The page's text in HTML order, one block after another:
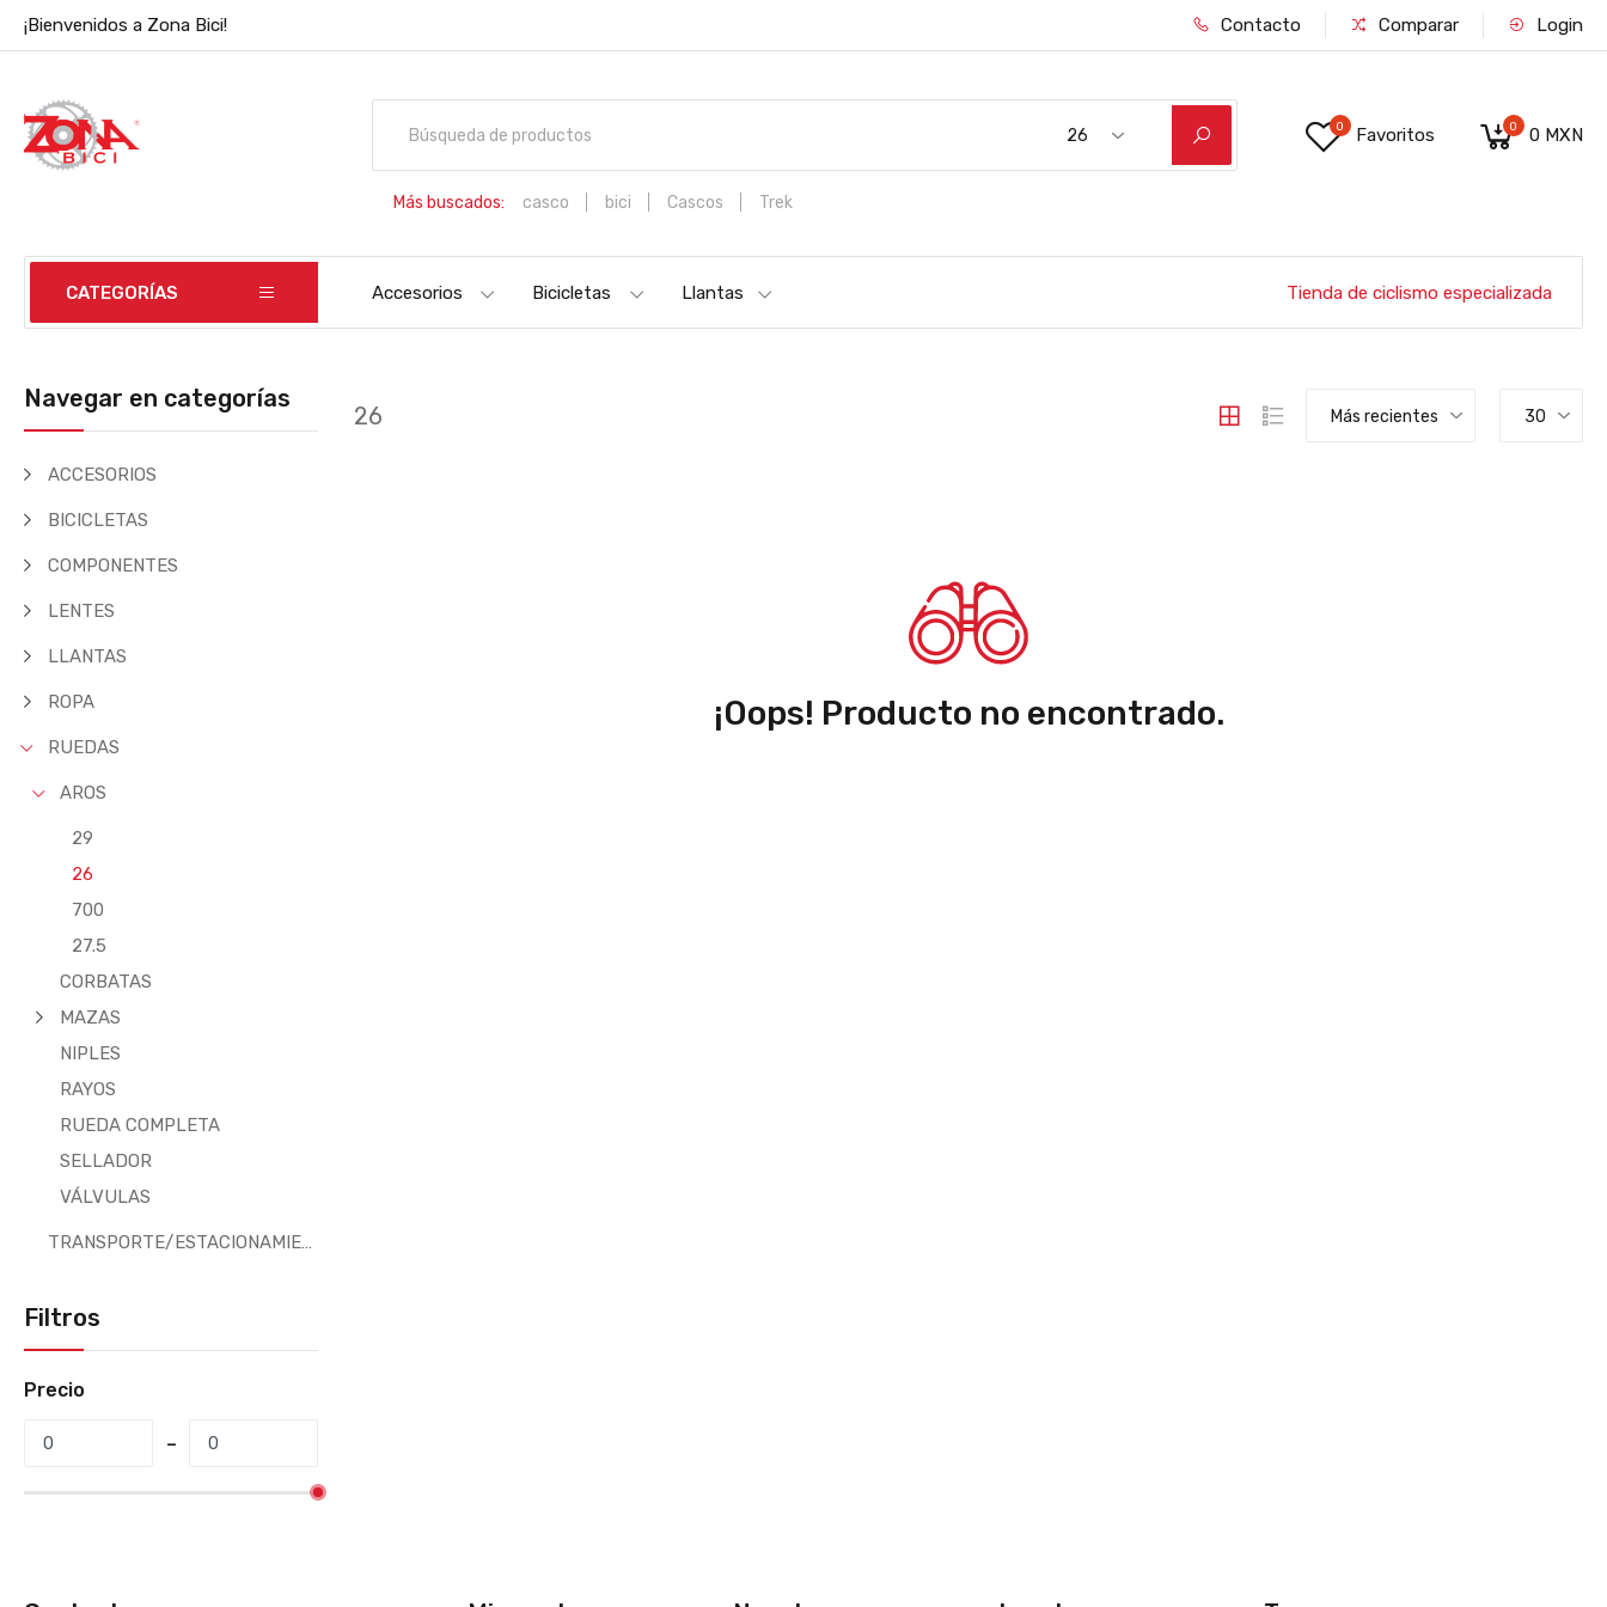
¡Bienvenidos a Zona Bici! Contacto Comparar Login
26
Más buscados: casco bici Cascos
Trek
0 Favoritos 0 0 MXN
CATEGORÍAS Accesorios Bicicletas Llantas Tienda de ciclismo especializada
Navegar en categorías
ACCESORIOS
BICICLETAS
COMPONENTES
LENTES
LLANTAS
ROPA
RUEDAS
AROS
29
26
700
27.5
CORBATAS
MAZAS
NIPLES
RAYOS
RUEDA COMPLETA
SELLADOR
VÁLVULAS
TRANSPORTE/ESTACIONAMIENTO
Filtros
Precio
26 Más recientes 30
¡Oops! Producto no encontrado.